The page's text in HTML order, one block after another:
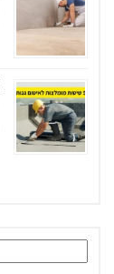
חיפוש: